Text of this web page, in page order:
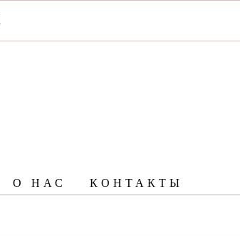
О НАС КОНТАКТЫ